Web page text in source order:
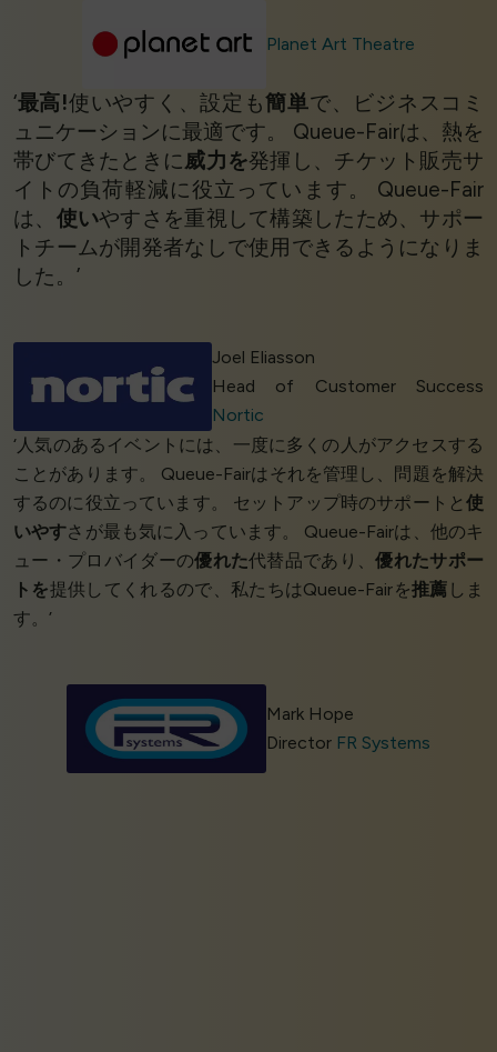
Planet Art Theatre
‘最高!使いやすく、設定も簡単で、ビジネスコミ
ュニケーションに最適です。 Queue-Fairは、熱を
帯びてきたときに威力を発揮し、チケット販売サ
イトの負荷軽減に役立っています。 Queue-Fair
は、 使いやすさを重視して構築したため、サポー
トチームが開発者なしで使用できるようになりま
した。’
Joel Eliasson
Head of Customer Success
Nortic
‘人気のあるイベントには、一度に多くの人がアクセスする
ことがあります。 Queue-Fairはそれを管理し、問題を解決
するのに役立っています。 セットアップ時のサポートと 使
いやすさが最も気に入っています。 Queue-Fairは、他のキ
ュー・プロバイダーの優れた代替品であり、優れたサポー
トを提供してくれるので、私たちはQueue-Fairを推薦 しま
す。’
Mark Hope
Director FR Systems